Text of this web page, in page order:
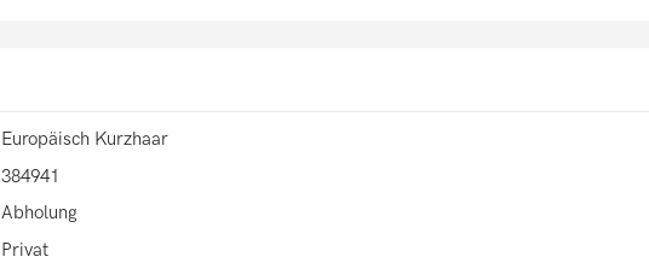
Europäisch Kurzhaar
384941
Abholung
Privat